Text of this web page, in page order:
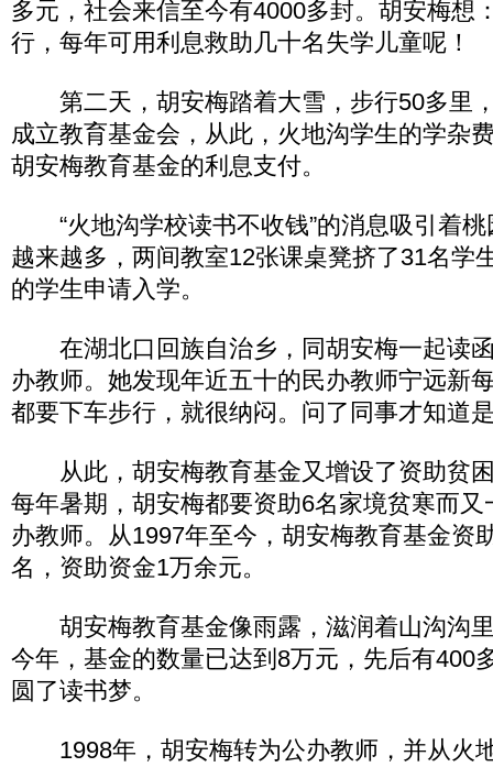
多元，社会来信至今有4000多封。胡安梅想
行，每年可用利息救助几十名失学儿童呢！
第二天，胡安梅踏着大雪，步行50多里
成立教育基金会，从此，火地沟学生的学杂
胡安梅教育基金的利息支付。
“火地沟学校读书不收钱”的消息吸引着桃
越来越多，两间教室12张课桌凳挤了31名学
的学生申请入学。
在湖北口回族自治乡，同胡安梅一起读
办教师。她发现年近五十的民办教师宁远新
都要下车步行，就很纳闷。问了同事才知道
从此，胡安梅教育基金又增设了资助贫
每年暑期，胡安梅都要资助6名家境贫寒而
办教师。从1997年至今，胡安梅教育基金资
名，资助资金1万余元。
胡安梅教育基金像雨露，滋润着山沟沟
今年，基金的数量已达到8万元，先后有400
圆了读书梦。
1998年，胡安梅转为公办教师，并从火